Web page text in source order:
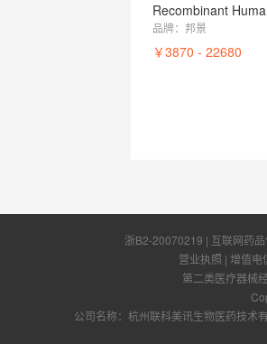
Recombinant
品牌： 邦景
￥3870 - 22680
浙B2-20070219 | 互联网药品
营业执照 | 增值电
第二类医疗器械
公司名称：杭州联科美讯生物医药技术